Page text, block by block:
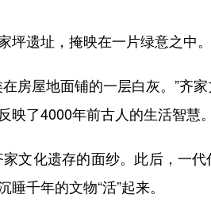
遗址，掩映在一片绿意之中。
屋地面铺的一层白灰。”齐
了4000年前古人的生活智慧。
化遗存的面纱。此后，一代
千年的文物“活”起来。